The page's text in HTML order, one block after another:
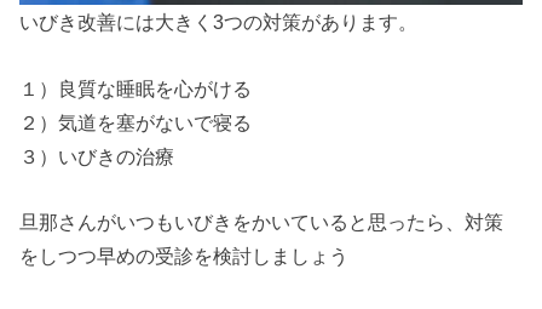
いびき改善には大きく3つの対策があります。
１）良質な睡眠を心がける
２）気道を塞がないで寝る
３）いびきの治療
旦那さんがいつもいびきをかいていると思ったら、対策
をしつつ早めの受診を検討しましょう